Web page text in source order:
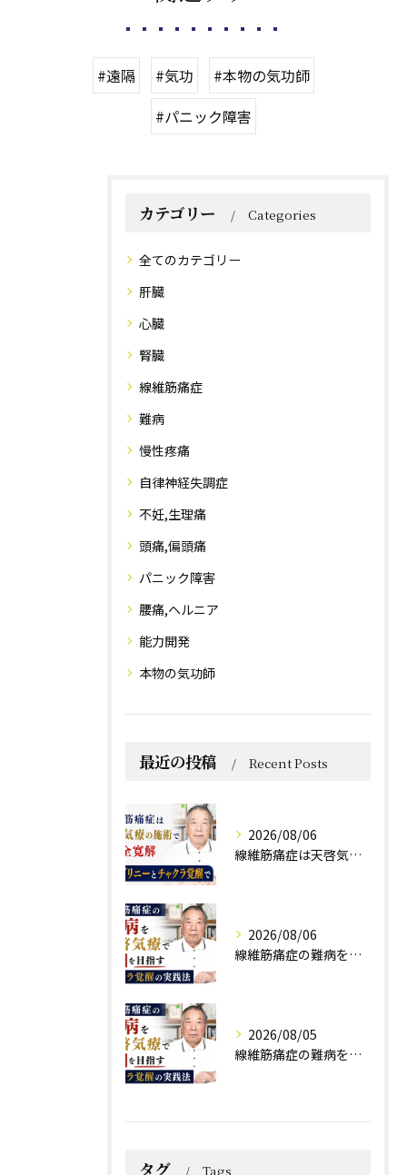
#遠隔 #気功
#本物の気功師
#パニック障害
カテゴリー Categories
全てのカテゴリー
肝臓
心臓
腎臓
線維筋痛症
難病
慢性疼痛
自律神経失調症
不妊,生理痛
頭痛,偏頭痛
パニック障害
腰痛,ヘルニア
能力開発
本物の気功師
最近の投稿 Recent Posts
2026/08/06
線維筋痛症は天啓気療の施術で完全寛解 クンダリニーとチャクラ覚醒で
2026/08/06
線維筋痛症の難病を天啓気療で寛解を目指すチャクラ覚醒の実践法
2026/08/05
線維筋痛症の難病を天啓気療で寛解を目指すチャクラ覚醒の実践法
タグ Tags